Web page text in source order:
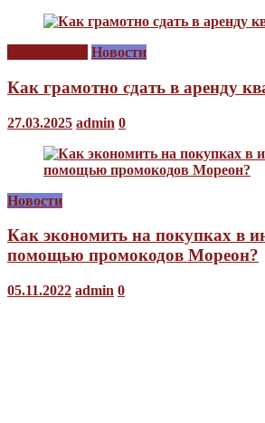
Новости
Как грамотно сдать в аренду
27.03.2025 admin 0
Новости
Как экономить на покупках в
помощью промокодов Мореон?
05.11.2022 admin 0